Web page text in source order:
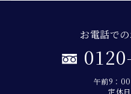
お電話で
午前9：
定休